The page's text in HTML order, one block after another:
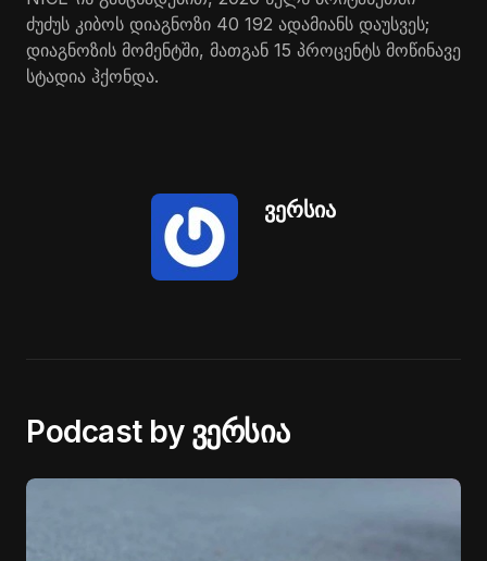
ძუძუს კიბოს დიაგნოზი 40 192 ადამიანს დაუსვეს;
დიაგნოზის მომენტში, მათგან 15 პროცენტს მოწინავე
სტადია ჰქონდა.
ვერსია
Podcast by ვერსია